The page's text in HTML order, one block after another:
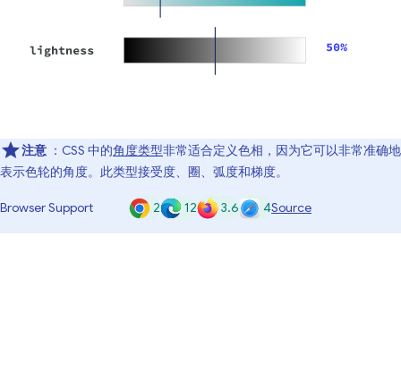
注意 ：CSS 中的角度类型非常适合定义色相，因为它可以非常准确地
表示色轮的角度。此类型接受度、圈、弧度和梯度。
Browser Support 2 12 3.6 4Source